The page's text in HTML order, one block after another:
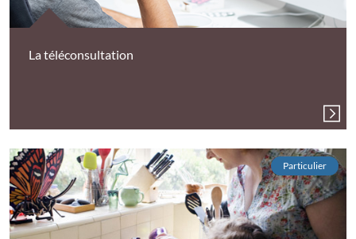
La téléconsultation
Particulier